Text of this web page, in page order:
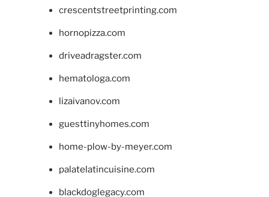
crescentstreetprinting.com
hornopizza.com
driveadragster.com
hematologa.com
lizaivanov.com
guesttinyhomes.com
home-plow-by-meyer.com
palatelatincuisine.com
blackdoglegacy.com